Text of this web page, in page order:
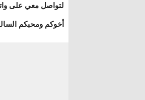
لتواصل معي على واتساب
أخوكم ومحبكم